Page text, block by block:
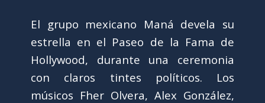
El grupo mexicano Maná devela su
estrella en el Paseo de la Fama de
Hollywood, durante una ceremonia
con claros tintes políticos. Los
músicos Fher Olvera, Alex González,